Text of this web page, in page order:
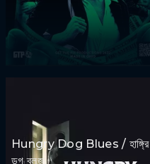
Hungry Dog Blues / হাঙ্গ্রি
ডগ ব্লুজ